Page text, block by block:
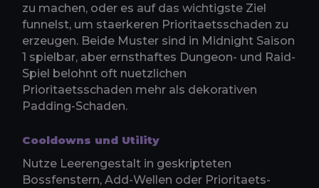
zu machen, oder es auf das wichtigste Ziel
funnelst, um staerkeren Prioritaetsschaden zu
erzeugen. Beide Muster sind in Midnight Saison
1 spielbar, aber ernsthaftes Dungeon- und Raid-
Spiel belohnt oft nuetzlichen
Prioritaetsschaden mehr als dekorativen
Padding-Schaden.
Cooldowns und Utility
Nutze Leerengestalt in geskripteten
Bossfenstern, Add-Wellen oder Prioritaets-